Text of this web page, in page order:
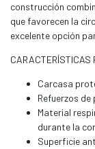
construcción
que favorecen la
excelente opción
CARACTERÍSTICAS
Carcasa
Refuerzos
Material
durante la
Superficie